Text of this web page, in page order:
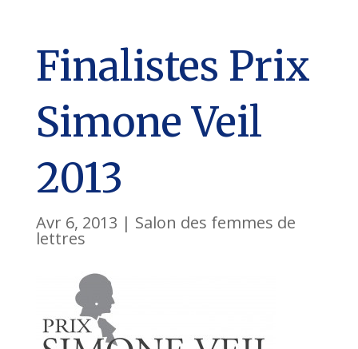
Finalistes Prix
Simone Veil
2013
Avr 6, 2013 | Salon des femmes de
lettres